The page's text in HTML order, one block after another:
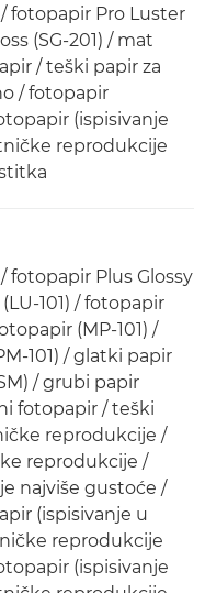
fotopapir Pro Luster
(SG-201) / mat
/ teški papir za
/ fotopapir
(ispisivanje
reprodukcije
fotopapir Plus Glossy
101) / fotopapir
(MP-101) /
101) / glatki papir
/ grubi papir
fotopapir / teški
reprodukcije /
reprodukcije /
najviše gustoće /
(ispisivanje u
reprodukcije
(ispisivanje